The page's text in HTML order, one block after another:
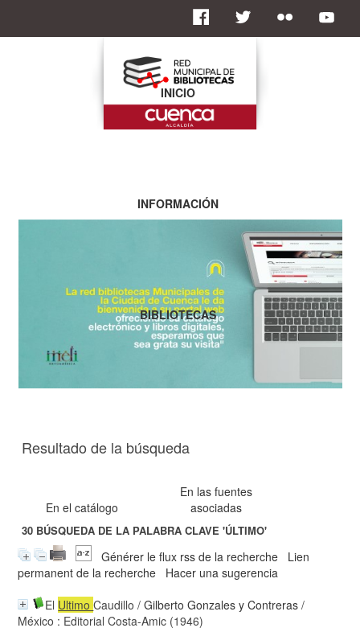
Resultado de la búsqueda
En el catálogo
En las fuentes
asociadas
30 BÚSQUEDA DE LA PALABRA CLAVE'ÚLTIMO'
Générer le flux rss de la recherche
Lien
permanent de la recherche
Hacer una sugerencia
El UltimoCaudillo /Gilberto Gonzales y Contreras /
México : Editorial Costa-Amic (1946)
INICIO
INFORMACIÓN
BIBLIOTECAS